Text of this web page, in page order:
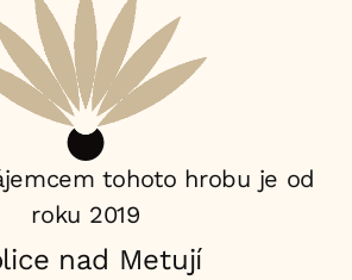
tohoto hrobu je od
roku 2019
nad Metují